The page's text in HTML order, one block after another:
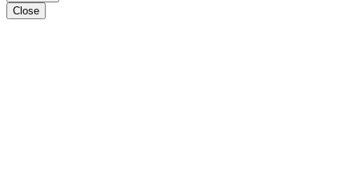
Close